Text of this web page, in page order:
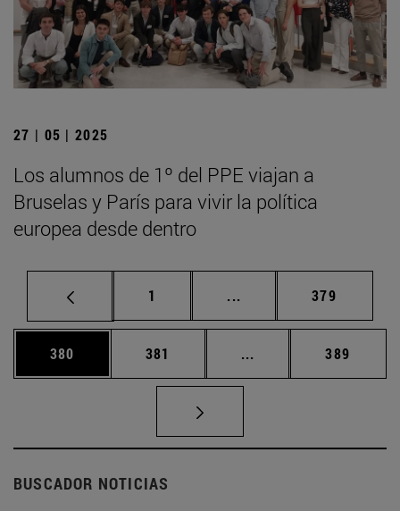
27 | 05 | 2025
Los alumnos de 1º del PPE viajan a
Bruselas y París para vivir la política
europea desde dentro
Página
1 ... Páginas intermedias
Página
379
Página
380 Página
381 ... Páginas intermedias
Página
389
BUSCADOR NOTICIAS